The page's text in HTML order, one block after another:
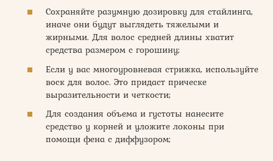
Сохраняйте разумную дозировку для стайлинга,
иначе они будут выглядеть тяжелыми и
жирными. Для волос средней длины хватит
средства размером с горошину;
Если у вас многоуровневая стрижка, используйте
воск для волос. Это придаст прическе
выразительности и четкости;
Для создания объема и густоты нанесите
средство у корней и уложите локоны при
помощи фена с диффузором;